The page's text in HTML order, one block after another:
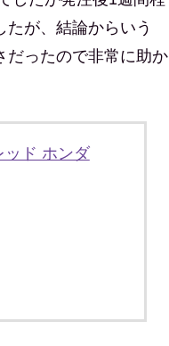
が、結論からいう
だったので非常に助か
ッド ホンダ